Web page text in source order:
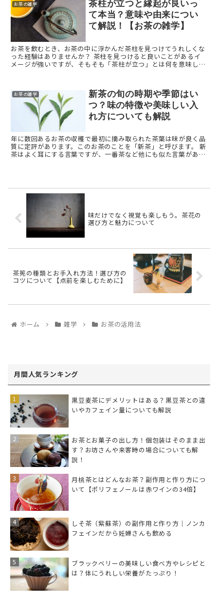
お茶の雑学
茶柱が立つと縁起が良いっ
て本当？意味や由来につい
て解説！【お茶の雑学】
お茶を飲むとき、お茶の中に浮かんだ茶柱を見つけてうれしくな
った経験はありませんか？ 茶柱を見つけると良いことがあるイ
メージが強いですが、そもそも「茶柱が立つ」とは何を意味して
お茶の雑学
新茶の旬の時期や季節はい
つ？味の特徴や美味しい入
れ方についても解説
年に数回あるお茶の収穫で最初に摘み取られた茶葉は味が良く品
質に定評があります。このお茶のことを「新茶」と呼びます。 新
茶はよく耳にする言葉ですが、一番茶など他にも似た言葉があり
味だけでなく視覚も楽しもう。茶花の
選び方と魅力について
茶筅の種類とお手入れ方法！選び方の
コツについて【点前を楽しむために】
ホーム 雑学 お茶の活用法
月間人気ランキング
黒豆麦茶にデメリットはある？黒豆茶との違
いやカフェイン量についても解説
お茶とお菓子の出し方！個包装はそのまま出
す？お坊さんや来客時の場合についても解
説！
月桃茶とはどんなお茶？副作用と作り方につ
いて【ポリフェノールは赤ワインの34倍】
しそ茶（紫蘇茶）の副作用と作り方｜ノンカ
フェインだから妊婦さんも飲める
ブラックベリーの美味しい食べ方やレシピと
は？体にうれしい栄養がたっぷり！